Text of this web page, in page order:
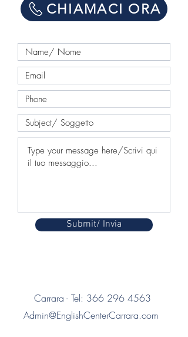
CHIAMACI ORA
Submit/ Invia
Carrara - Tel: 366 296 4563
Admin@EnglishCenterCarrara.com